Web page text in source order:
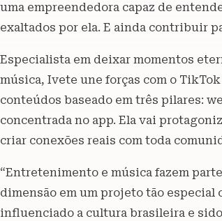
uma empreendedora capaz de
exaltados por ela. E ainda contribuir
Especialista em deixar momentos
música, Ivete une forças com o
conteúdos baseado em três pilares:
concentrada no app. Ela vai
criar conexões reais com toda
“Entretenimento e música fazem
dimensão em um projeto tão
influenciado a cultura brasileira e